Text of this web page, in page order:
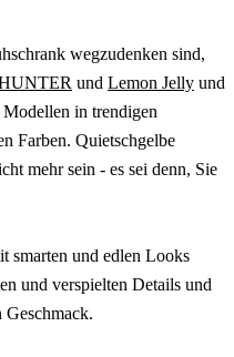
wegzudenken sind,
und Lemon Jelly und
in trendigen
Farben. Quietschgelbe
mehr sein - es sei denn, Sie
smarten und edlen Looks
und verspielten Details und
Geschmack.